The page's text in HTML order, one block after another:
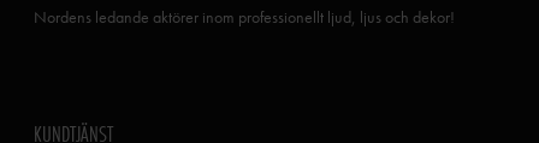
Nordens ledande aktörer inom professionellt ljud, ljus och dekor!
KUNDTJÄNST